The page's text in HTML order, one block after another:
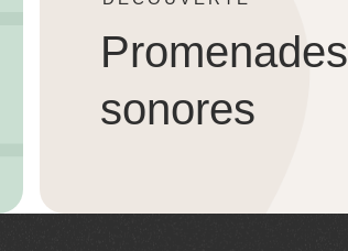
Promenades
sonores